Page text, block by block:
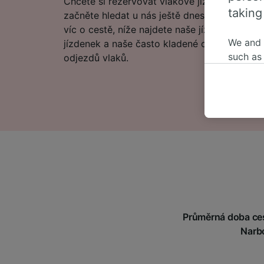
začněte hledat u nás ještě dnes. Pokud se
víc o cestě, níže najdete naše jízdní řády,
jízdenek a naše často kladené otázky,
odjezdů vlaků.
Průměrná doba
We
such
where
List of